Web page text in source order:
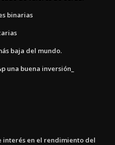
binarias
baja del mundo.
una buena inversión_
interés en el rendimiento del